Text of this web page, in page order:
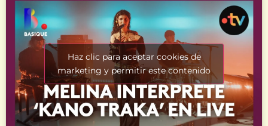
Haz clic para aceptar cookies de
marketing y permitir este contenido